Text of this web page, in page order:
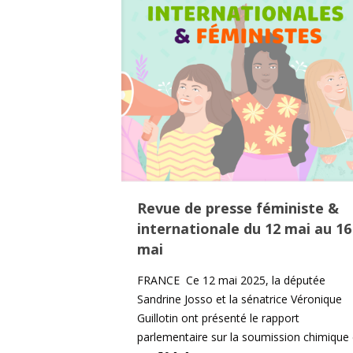
Revue de presse féministe &
internationale du 12 mai au 16
mai
FRANCE Ce 12 mai 2025, la députée
Sandrine Josso et la sénatrice Véronique
Guillotin ont présenté le rapport
parlementaire sur la soumission chimique